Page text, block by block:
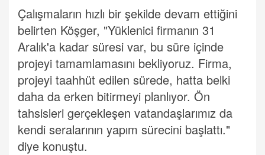
Çalışmaların hızlı bir şekilde devam ettiğini
belirten Köşger, "Yüklenici firmanın 31
Aralık'a kadar süresi var, bu süre içinde
projeyi tamamlamasını bekliyoruz. Firma,
projeyi taahhüt edilen sürede, hatta belki
daha da erken bitirmeyi planlıyor. Ön
tahsisleri gerçekleşen vatandaşlarımız da
kendi seralarının yapım sürecini başlattı."
diye konuştu.